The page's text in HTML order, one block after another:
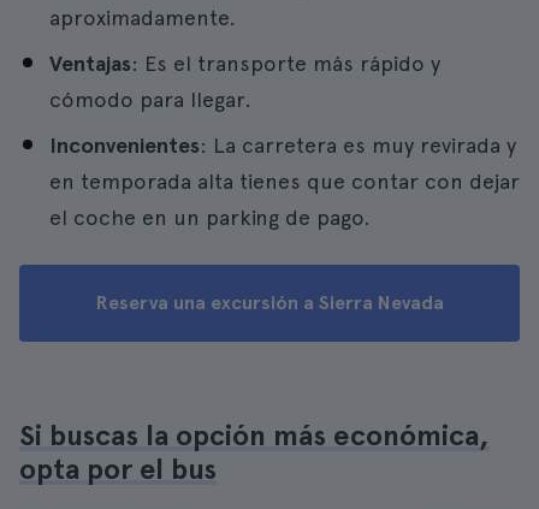
aproximadamente.
Ventajas: Es el transporte más rápido y
cómodo para llegar.
Inconvenientes: La carretera es muy revirada y
en temporada alta tienes que contar con dejar
el coche en un parking de pago.
Reserva una excursión a Sierra Nevada
Si buscas la opción más económica,
opta por el bus